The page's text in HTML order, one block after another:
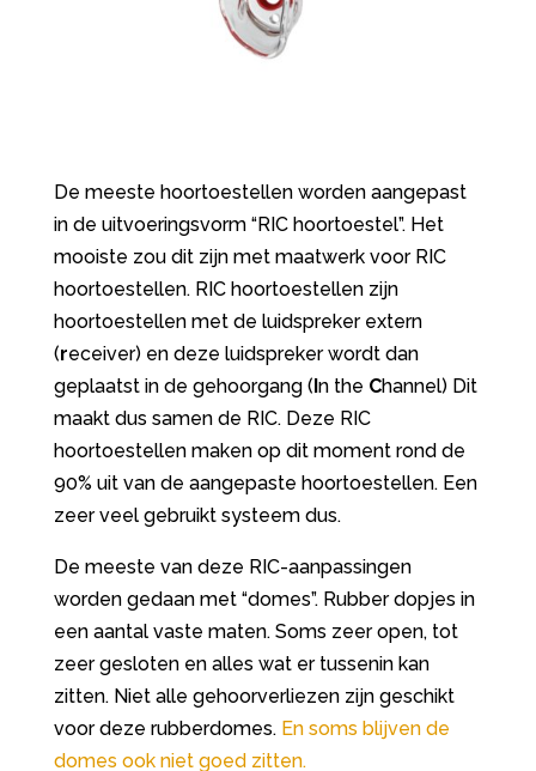
De meeste hoortoestellen worden aangepast
in de uitvoeringsvorm “RIC hoortoestel”. Het
mooiste zou dit zijn met maatwerk voor RIC
hoortoestellen. RIC hoortoestellen zijn
hoortoestellen met de luidspreker extern
(receiver) en deze luidspreker wordt dan
geplaatst in de gehoorgang (In the Channel) Dit
maakt dus samen de RIC. Deze RIC
hoortoestellen maken op dit moment rond de
90% uit van de aangepaste hoortoestellen. Een
zeer veel gebruikt systeem dus.
De meeste van deze RIC-aanpassingen
worden gedaan met “domes”. Rubber dopjes in
een aantal vaste maten. Soms zeer open, tot
zeer gesloten en alles wat er tussenin kan
zitten. Niet alle gehoorverliezen zijn geschikt
voor deze rubberdomes. En soms blijven de
domes ook niet goed zitten.